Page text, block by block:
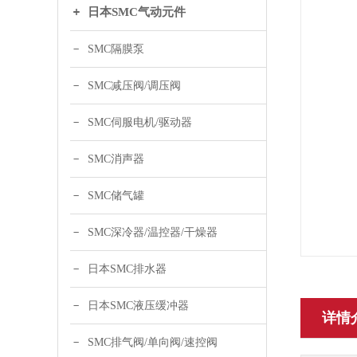
日本SMC气动元件
SMC隔膜泵
SMC减压阀/调压阀
SMC伺服电机/驱动器
SMC消声器
SMC储气罐
SMC深冷器/温控器/干燥器
日本SMC排水器
日本SMC液压缓冲器
SMC排气阀/单向阀/速控阀
详情